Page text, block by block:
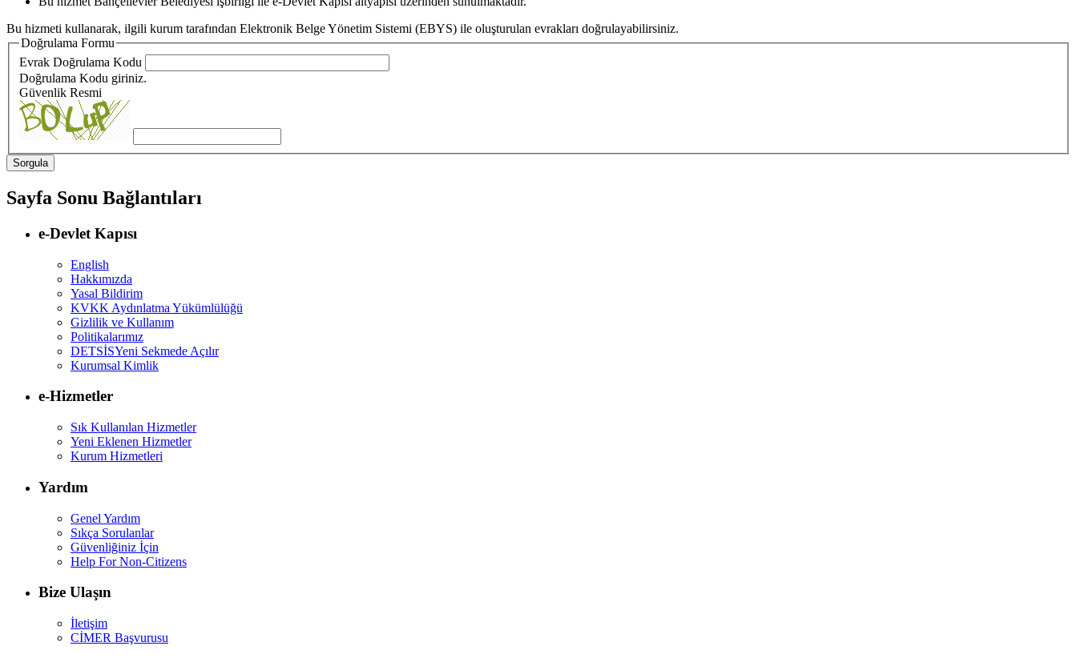
Bu hizmeti kullanarak, ilgili kurum tarafından Elektronik Belge Yönetim Sistemi (EBYS) ile oluşturulan evrakları doğrulayabilirsiniz.
Doğrulama Formu
Evrak Doğrulama Kodu
Doğrulama Kodu giriniz.
Güvenlik Resmi
Sayfa Sonu Bağlantıları
e-Devlet Kapısı
English
Hakkımızda
Yasal Bildirim
KVKK Aydınlatma Yükümlülüğü
Gizlilik ve Kullanım
Politikalarımız
DETSİSYeni Sekmede Açılır
Kurumsal Kimlik
e-Hizmetler
Sık Kullanılan Hizmetler
Yeni Eklenen Hizmetler
Kurum Hizmetleri
Yardım
Genel Yardım
Sıkça Sorulanlar
Güvenliğiniz İçin
Help For Non-Citizens
Bize Ulaşın
İletişim
CİMER Başvurusu